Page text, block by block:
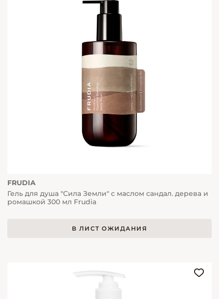
FRUDIA
Гель для душа "Сила Земли" с маслом сандал. дерева и
ромашкой 300 мл Frudia
В ЛИСТ ОЖИДАНИЯ